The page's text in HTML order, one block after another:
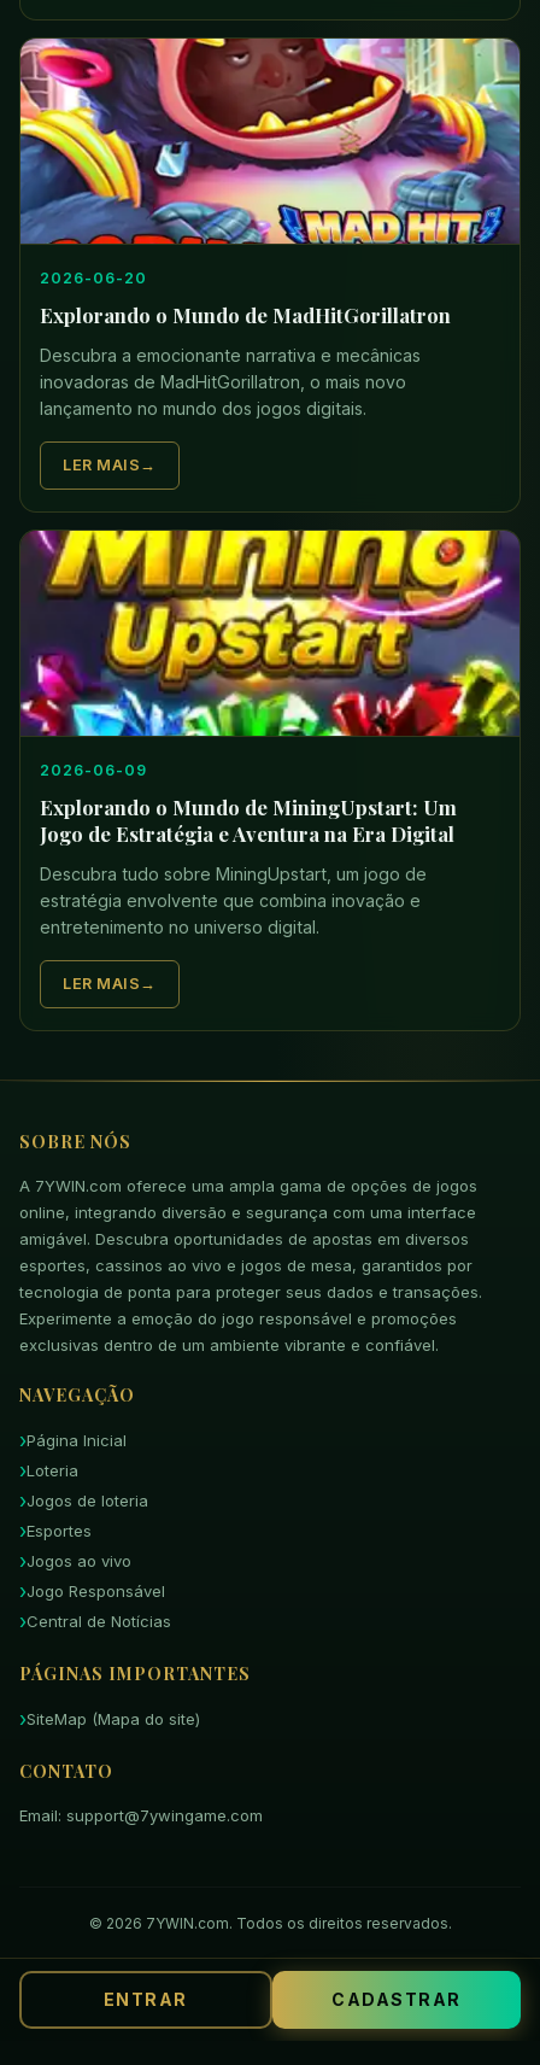
2026-06-20
Explorando o Mundo de MadHitGorillatron
Descubra a emocionante narrativa e mecânicas
inovadoras de MadHitGorillatron, o mais novo
lançamento no mundo dos jogos digitais.
LER MAIS
2026-06-09
Explorando o Mundo de MiningUpstart: Um
Jogo de Estratégia e Aventura na Era Digital
Descubra tudo sobre MiningUpstart, um jogo de
estratégia envolvente que combina inovação e
entretenimento no universo digital.
LER MAIS
SOBRE NÓS
A 7YWIN.com oferece uma ampla gama de opções de jogos
online, integrando diversão e segurança com uma interface
amigável. Descubra oportunidades de apostas em diversos
esportes, cassinos ao vivo e jogos de mesa, garantidos por
tecnologia de ponta para proteger seus dados e transações.
Experimente a emoção do jogo responsável e promoções
exclusivas dentro de um ambiente vibrante e confiável.
NAVEGAÇÃO
Página Inicial
Loteria
Jogos de loteria
Esportes
Jogos ao vivo
Jogo Responsável
Central de Notícias
PÁGINAS IMPORTANTES
SiteMap (Mapa do site)
CONTATO
Email: support@7ywingame.com
© 2026 7YWIN.com. Todos os direitos reservados.
ENTRAR CADASTRAR